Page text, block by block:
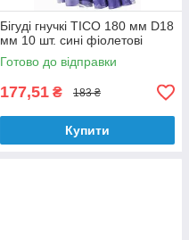
Бігуді гнучкі TICO 180 мм D18
мм 10 шт. сині фіолетові
Готово до відправки
177,51 ₴ 183 ₴
Купити